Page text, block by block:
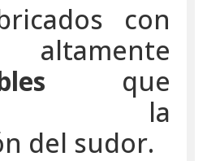
con
que
la
del sudor.